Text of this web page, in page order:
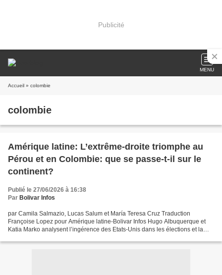
Publicité
MENU
Accueil » colombie
colombie
Amérique latine: L’extrême-droite triomphe au
Pérou et en Colombie: que se passe-t-il sur le
continent?
Publié le 27/06/2026 à 16:38
Par Bolivar Infos
par Camila Salmazio, Lucas Salum et María Teresa Cruz Traduction
Françoise Lopez pour Amérique latine-Bolivar Infos Hugo Albuquerque et
Katia Marko analysent l’ingérence des Etats-Unis dans les élections et la